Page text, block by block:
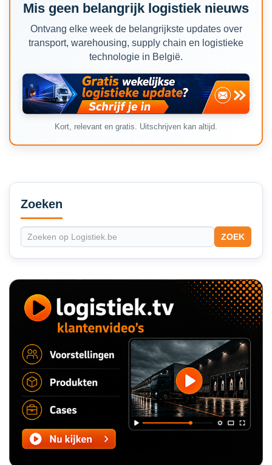
Mis geen belangrijk logistiek nieuws
Ontvang elke week de belangrijkste updates over
transport, warehousing, supply chain en logistieke
technologie in België.
Kort, relevant en gratis. Uitschrijven kan altijd.
Secondary
Sidebar
Zoeken
ZOEK